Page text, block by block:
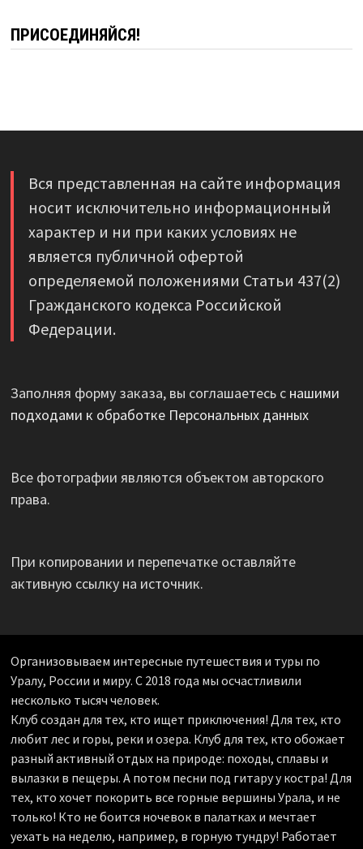
ПРИСОЕДИНЯЙСЯ!
Вся представленная на сайте информация
носит исключительно информационный
характер и ни при каких условиях не
является публичной офертой
определяемой положениями Статьи 437(2)
Гражданского кодекса Российской
Федерации.
Заполняя форму заказа, вы соглашаетесь с нашими
подходами к обработке Персональных данных
Все фотографии являются объектом авторского
права.
При копировании и перепечатке оставляйте
активную ссылку на источник.
Организовываем интересные путешествия и туры по
Уралу, России и миру. С 2018 года мы осчастливили
несколько тысяч человек.
Клуб создан для тех, кто ищет приключения! Для тех, кто
любит лес и горы, реки и озера. Клуб для тех, кто обожает
разный активный отдых на природе: походы, сплавы и
вылазки в пещеры. А потом песни под гитару у костра! Для
тех, кто хочет покорить все горные вершины Урала, и не
только! Кто не боится ночевок в палатках и мечтает
уехать на неделю, например, в горную тундру! Работает